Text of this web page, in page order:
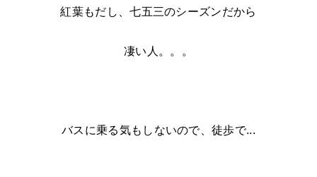
紅葉もだし、七五三のシーズンだから
凄い人。。。
バスに乗る気もしないので、徒歩で...